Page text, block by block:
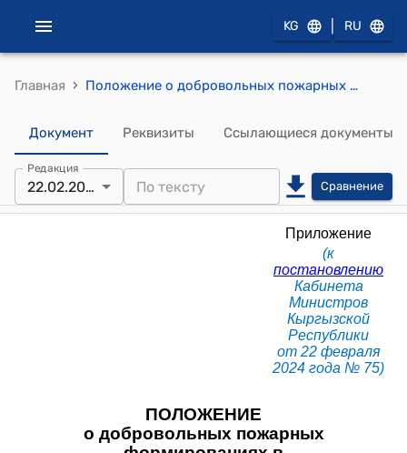
KG RU
Главная › Положение о добровольных пожарных формированиях в Кыргызской Республике (к постановлению Кабинета Министров КР от 22 февраля 2024 года № 75)
Документ Реквизиты Ссылающиеся документы
Редакция
22.02.2024 Сравнение